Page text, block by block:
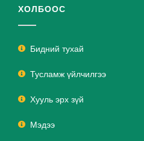
ХОЛБООС
Бидний тухай
Тусламж үйлчилгээ
Хууль эрх зүй
Мэдээ